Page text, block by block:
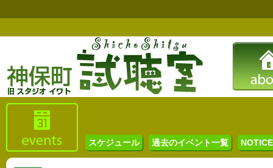
スケジュール 過去のイベント一覧